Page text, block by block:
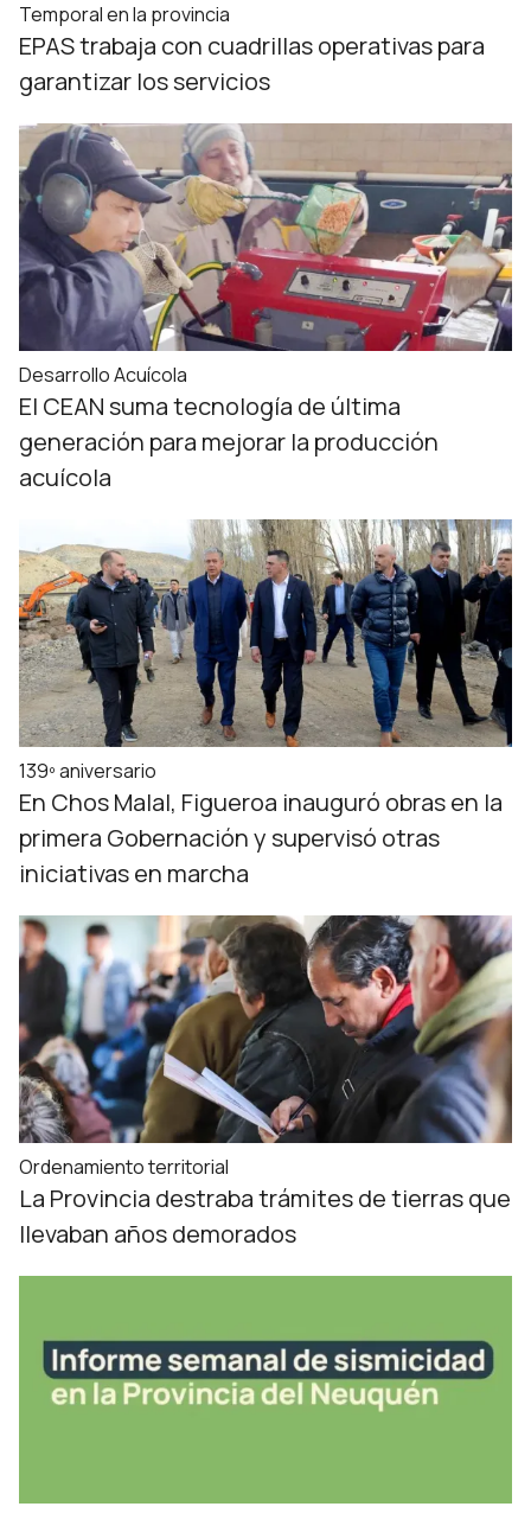
Temporal en la provincia
EPAS trabaja con cuadrillas operativas para
garantizar los servicios
Desarrollo Acuícola
El CEAN suma tecnología de última
generación para mejorar la producción
acuícola
139º aniversario
En Chos Malal, Figueroa inauguró obras en la
primera Gobernación y supervisó otras
iniciativas en marcha
Ordenamiento territorial
La Provincia destraba trámites de tierras que
llevaban años demorados